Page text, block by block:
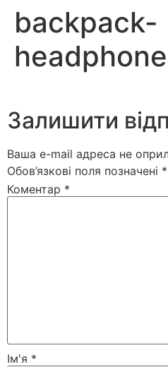
backpack-
Залишити
Ваша e-mail адреса не
Обов’язкові поля позначені *
Коментар *
Ім'я *